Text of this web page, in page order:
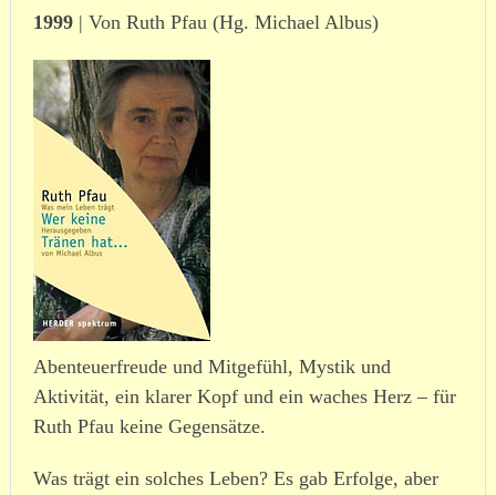
1999| Von Ruth Pfau (Hg. Michael Albus)
Abenteuerfreude und Mitgefühl, Mystik und
Aktivität, ein klarer Kopf und ein waches Herz – für
Ruth Pfau keine Gegensätze.
Was trägt ein solches Leben? Es gab Erfolge, aber